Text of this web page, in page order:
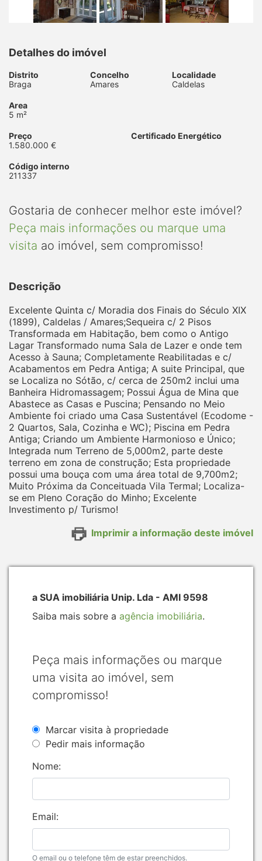
Detalhes do imóvel
Distrito
Braga
Concelho
Amares
Localidade
Caldelas
Area
5 m²
Preço
1.580.000 €
Certificado Energético
Código interno
211337
Gostaria de conhecer melhor este imóvel?
Peça mais informações ou marque uma
visita ao imóvel, sem compromisso!
Descrição
Excelente Quinta c/ Moradia dos Finais do Século XIX
(1899), Caldelas / Amares;Sequeira c/ 2 Pisos
Transformada em Habitação, bem como o Antigo
Lagar Transformado numa Sala de Lazer e onde tem
Acesso à Sauna; Completamente Reabilitadas e c/
Acabamentos em Pedra Antiga; A suite Principal, que
se Localiza no Sótão, c/ cerca de 250m2 inclui uma
Banheira Hidromassagem; Possui Água de Mina que
Abastece as Casas e Puscina; Pensando no Meio
Ambiente foi criado uma Casa Sustentável (Ecodome -
2 Quartos, Sala, Cozinha e WC); Piscina em Pedra
Antiga; Criando um Ambiente Harmonioso e Único;
Integrada num Terreno de 5,000m2, parte deste
terreno em zona de construção; Esta propriedade
possui uma bouça com uma área total de 9,700m2;
Muito Próxima da Conceituada Vila Termal; Localiza-
se em Pleno Coração do Minho; Excelente
Investimento p/ Turismo!
Imprimir a informação deste imóvel
a SUA imobiliária Unip. Lda - AMI 9598
Saiba mais sobre a agência imobiliária.
Peça mais informações ou marque
uma visita ao imóvel, sem
compromisso!
Marcar visita à propriedade
Pedir mais informação
Nome:
Email:
O email ou o telefone têm de estar preenchidos.